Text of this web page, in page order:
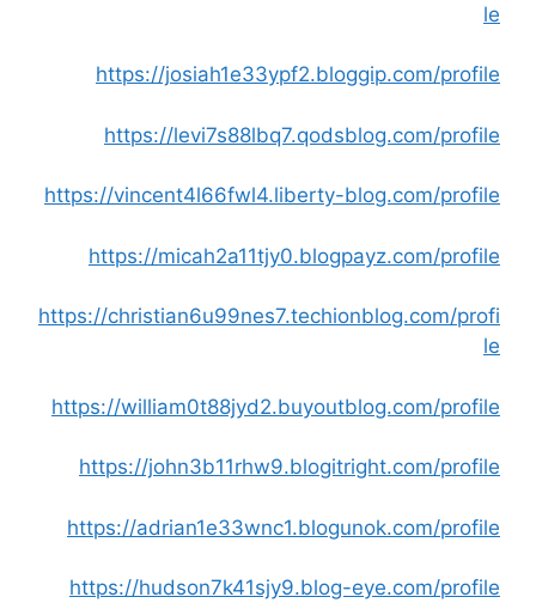
le
https://josiah1e33ypf2.bloggip.com/profile
https://levi7s88lbq7.qodsblog.com/profile
https://vincent4l66fwl4.liberty-blog.com/profile
https://micah2a11tjy0.blogpayz.com/profile
https://christian6u99nes7.techionblog.com/profi
le
https://william0t88jyd2.buyoutblog.com/profile
https://john3b11rhw9.blogitright.com/profile
https://adrian1e33wnc1.blogunok.com/profile
https://hudson7k41sjy9.blog-eye.com/profile